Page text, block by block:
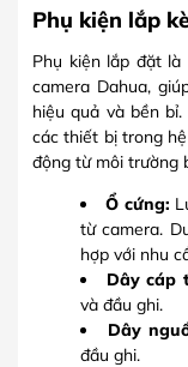
Phụ kiện lắp
Phụ kiện lắp đặt
camera Dahua,
hiệu quả và bền
các thiết bị trong
động từ môi trường
Ổ cứng:
từ camera.
hợp với nhu
Dây cáp
và đầu ghi.
Dây
đầu ghi.